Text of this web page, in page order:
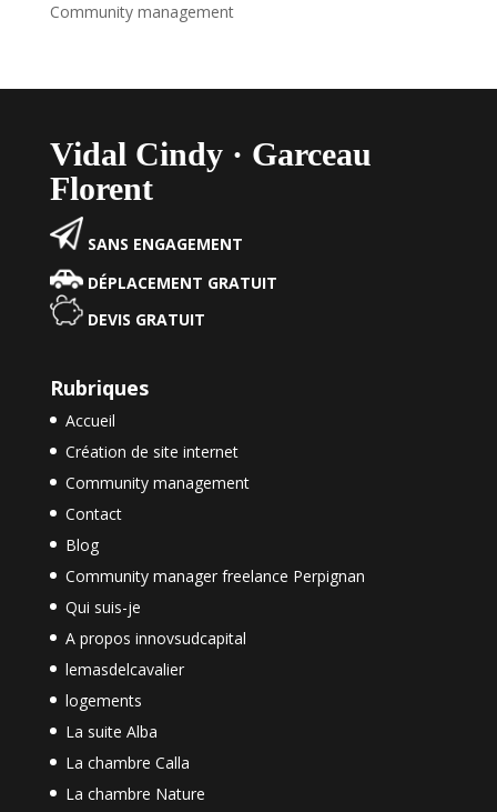
Community management
Vidal Cindy · Garceau
Florent
SANS ENGAGEMENT
DÉPLACEMENT GRATUIT
DEVIS GRATUIT
Rubriques
Accueil
Création de site internet
Community management
Contact
Blog
Community manager freelance Perpignan
Qui suis-je
A propos innovsudcapital
lemasdelcavalier
logements
La suite Alba
La chambre Calla
La chambre Nature